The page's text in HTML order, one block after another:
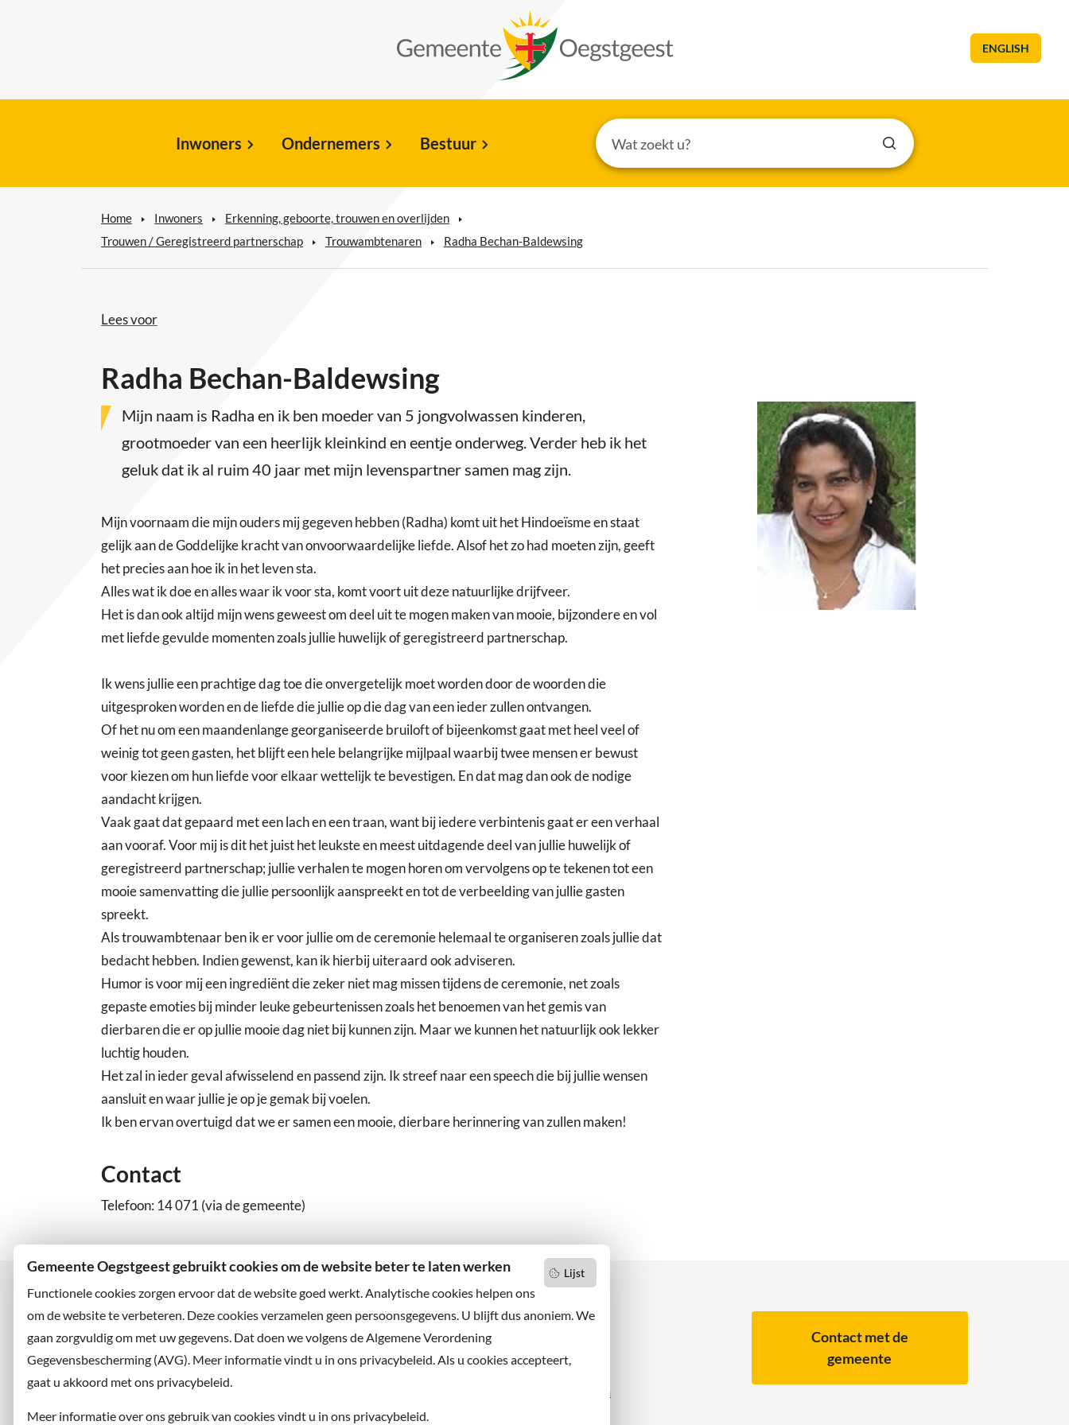
Lijst
Gemeente Oegstgeest gebruikt cookies om de website beter te laten werken
Functionele cookies zorgen ervoor dat de website goed werkt. Analytische cookies helpen ons
om de website te verbeteren. Deze cookies verzamelen geen persoonsgegevens. U blijft dus anoniem. We
gaan zorgvuldig om met uw gegevens. Dat doen we volgens de Algemene Verordening
Gegevensbescherming (AVG). Meer informatie vindt u in ons privacybeleid. Als u cookies accepteert,
gaat u akkoord met ons privacybeleid.
Meer informatie over ons gebruik van cookies vindt u in ons privacybeleid.
ENGLISH
Inwoners Ondernemers Bestuur
Home Inwoners
Erkenning, geboorte, trouwen en overlijden
Trouwen / Geregistreerd partnerschap
Trouwambtenaren Radha Bechan-Baldewsing
Lees voor
Radha Bechan-Baldewsing
Mijn naam is Radha en ik ben moeder van 5 jongvolwassen kinderen,
grootmoeder van een heerlijk kleinkind en eentje onderweg. Verder heb ik het
geluk dat ik al ruim 40 jaar met mijn levenspartner samen mag zijn.
Mijn voornaam die mijn ouders mij gegeven hebben (Radha) komt uit het Hindoeïsme en staat
gelijk aan de Goddelijke kracht van onvoorwaardelijke liefde. Alsof het zo had moeten zijn, geeft
het precies aan hoe ik in het leven sta.
Alles wat ik doe en alles waar ik voor sta, komt voort uit deze natuurlijke drijfveer.
Het is dan ook altijd mijn wens geweest om deel uit te mogen maken van mooie, bijzondere en vol
met liefde gevulde momenten zoals jullie huwelijk of geregistreerd partnerschap.
Ik wens jullie een prachtige dag toe die onvergetelijk moet worden door de woorden die
uitgesproken worden en de liefde die jullie op die dag van een ieder zullen ontvangen.
Of het nu om een maandenlange georganiseerde bruiloft of bijeenkomst gaat met heel veel of
weinig tot geen gasten, het blijft een hele belangrijke mijlpaal waarbij twee mensen er bewust
voor kiezen om hun liefde voor elkaar wettelijk te bevestigen. En dat mag dan ook de nodige
aandacht krijgen.
Vaak gaat dat gepaard met een lach en een traan, want bij iedere verbintenis gaat er een verhaal
aan vooraf. Voor mij is dit het juist het leukste en meest uitdagende deel van jullie huwelijk of
geregistreerd partnerschap; jullie verhalen te mogen horen om vervolgens op te tekenen tot een
mooie samenvatting die jullie persoonlijk aanspreekt en tot de verbeelding van jullie gasten
spreekt.
Als trouwambtenaar ben ik er voor jullie om de ceremonie helemaal te organiseren zoals jullie dat
bedacht hebben. Indien gewenst, kan ik hierbij uiteraard ook adviseren.
Humor is voor mij een ingrediënt die zeker niet mag missen tijdens de ceremonie, net zoals
gepaste emoties bij minder leuke gebeurtenissen zoals het benoemen van het gemis van
dierbaren die er op jullie mooie dag niet bij kunnen zijn. Maar we kunnen het natuurlijk ook lekker
luchtig houden.
Het zal in ieder geval afwisselend en passend zijn. Ik streef naar een speech die bij jullie wensen
aansluit en waar jullie je op je gemak bij voelen.
Ik ben ervan overtuigd dat we er samen een mooie, dierbare herinnering van zullen maken!
Contact
Telefoon: 14 071 (via de gemeente)
Bezoekadres
Rhijngeesterstraatweg 13
2342 AN Oegstgeest
Wilt u niets missen?
Abonneer u op onze nieuwsbrief
X
Instagram
Contact met de
gemeente